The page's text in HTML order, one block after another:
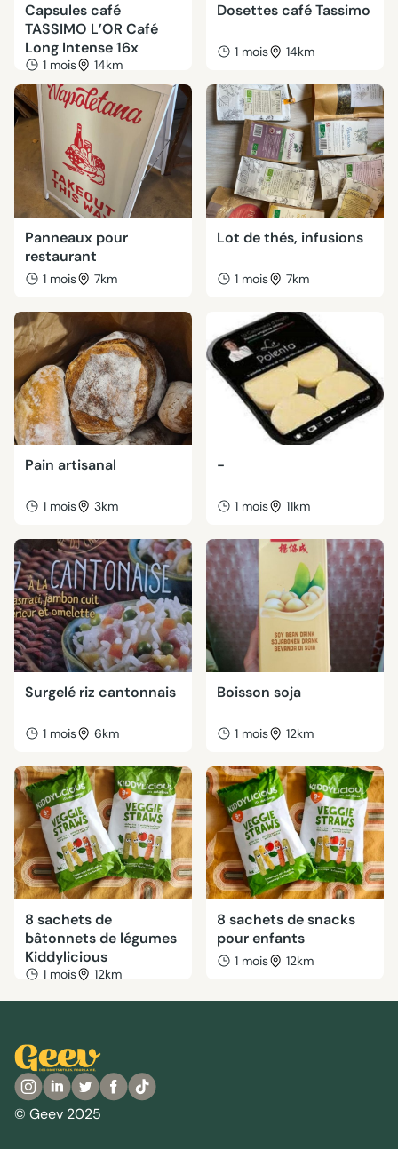
Capsules café
TASSIMO L’OR Café
Long Intense 16x
1 mois 14km
Dosettes café Tassimo
1 mois 14km
Panneaux pour
restaurant
1 mois 7km
Lot de thés, infusions
1 mois 7km
Pain artisanal
1 mois 3km
-
1 mois 11km
Surgelé riz cantonnais
1 mois 6km
Boisson soja
1 mois 12km
8 sachets de
bâtonnets de légumes
Kiddylicious
1 mois 12km
8 sachets de snacks
pour enfants
1 mois 12km
© Geev 2025